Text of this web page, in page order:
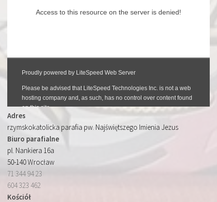
Adres
rzymskokatolicka parafia pw. Najświętszego Imienia Jezus
Biuro parafialne
pl. Nankiera 16a
50-140 Wrocław
71 344 94 23
604 323 462
Kościół